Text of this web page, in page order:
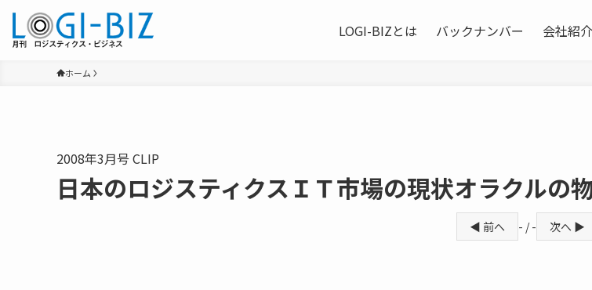
LOGI-BIZとは バックナンバー 会社紹介
ホーム
2008年3月号 CLIP
日本のロジスティクスＩＴ市場の現状オラクルの
◀ 前へ - / - 次へ ▶